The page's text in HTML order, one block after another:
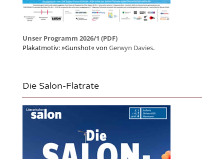
Unser Programm 2026/1 (PDF)
Plakatmotiv: »Gunshot« von Gerwyn Davies.
Die Salon-Flatrate